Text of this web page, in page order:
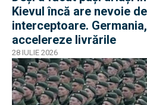
Kievul încă are nevoie
interceptoare.
accelereze livrările
28 IULIE 2026